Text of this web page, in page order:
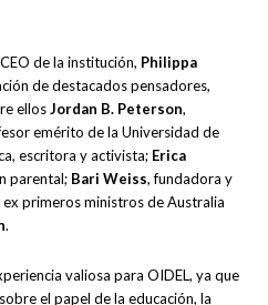
de la institución, Philippa
de destacados pensadores,
ellosJordan B. Peterson,
emérito de la Universidad de
escritora y activista; Erica
parental; Bari Weiss, fundadora y
primeros ministros de Australia
.
valiosa para OIDEL, ya que
el papel de la educación, la